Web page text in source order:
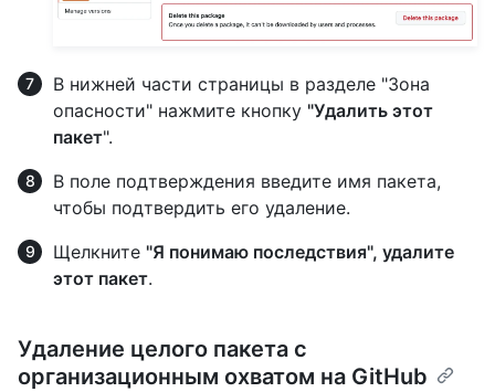
В нижней части страницы в разделе "Зона
опасности" нажмите кнопку "Удалить этот
пакет".
В поле подтверждения введите имя пакета,
чтобы подтвердить его удаление.
Щелкните "Я понимаю последствия", удалите
этот пакет.
Удаление целого пакета с
организационным охватом на GitHub